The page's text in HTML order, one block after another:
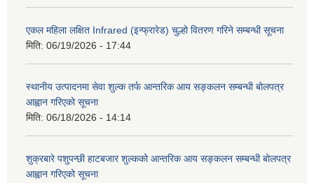
एकल महिला लक्षित Infrared (इन्फ्रारेड) चुल्हो वितरण गरिने सम्बन्धी सूचना
मिति: 06/19/2026 - 17:44
स्थानीय उत्पादनमा सेवा शुल्क तर्फ आन्तरिक आय सङ्कलन सम्बन्धी बोलपत्र
आह्वान गरिएको सूचना
मिति: 06/18/2026 - 14:14
शुक्रबारे पशुपन्छी हाटबजार शुल्कको आन्तरिक आय सङ्कलन सम्बन्धी बोलपत्र
आह्वान गरिएको सूचना